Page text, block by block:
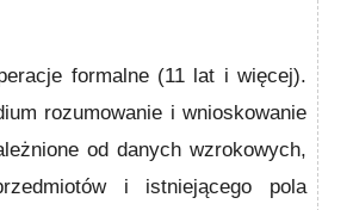
formalne (11 lat i więcej).
rozumowanie i wnioskowanie
od danych wzrokowych,
i istniejącego pola